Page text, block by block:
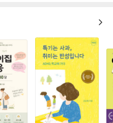
지 않아 하려고 마음만 먹으면 10
. 그런데 학습지를 시작한 아이에
거의 없습니다. 대부분 “하면 잘하
이럴까요? 아이는 아직 학습에 대
와 맞지 않기 때문입니다. 그럼 아
아이는 아직 학습할 연령이 되지 않
까?’ 또는 ‘안 된다고 할까?’를 고
되는 것입니다. 이는 일방적인 수
것이 있는데 언제 해야 하는지, 어
것입니다. 그래서 아이가 고집을
는 게 좋을까?’와 ‘어떻게 하는 게
법을 가르쳐 주면 아이는 자연스럽
을 부릴 일이 없어집니다.